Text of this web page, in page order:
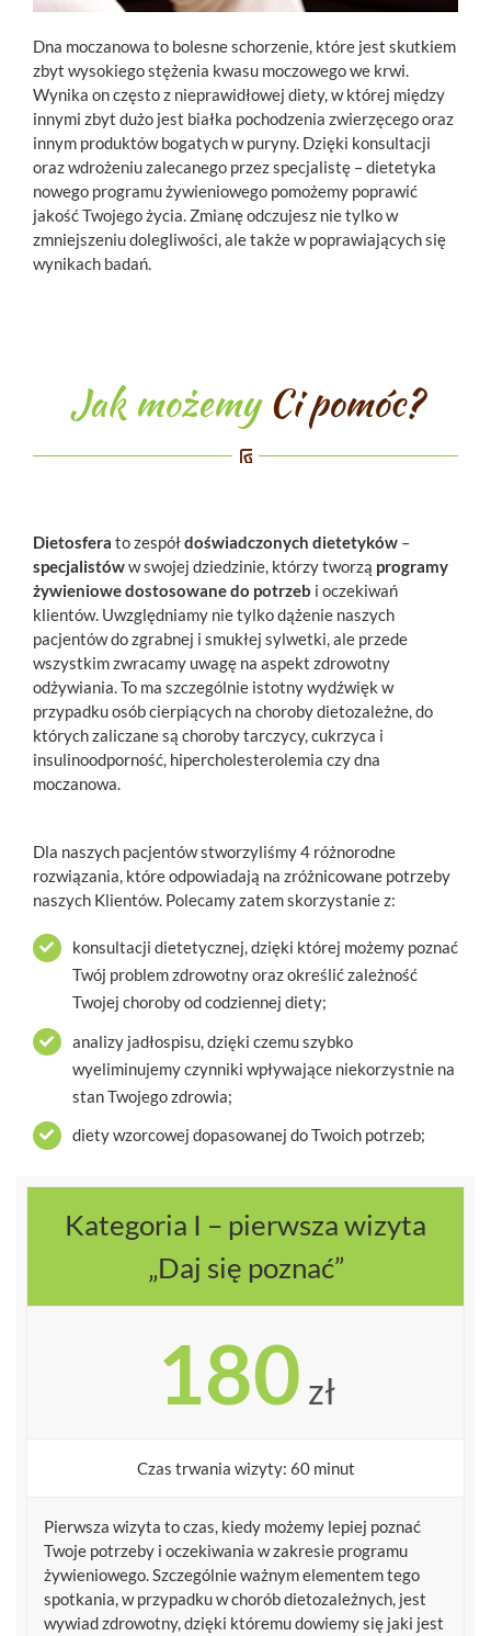
Dna moczanowa to bolesne schorzenie, które jest skutkiem
zbyt wysokiego stężenia kwasu moczowego we krwi.
Wynika on często z nieprawidłowej diety, w której między
innymi zbyt dużo jest białka pochodzenia zwierzęcego oraz
innym produktów bogatych w puryny. Dzięki konsultacji
oraz wdrożeniu zalecanego przez specjalistę – dietetyka
nowego programu żywieniowego pomożemy poprawić
jakość Twojego życia. Zmianę odczujesz nie tylko w
zmniejszeniu dolegliwości, ale także w poprawiających się
wynikach badań.
Jak możemy Ci pomóc?
Dietosfera to zespółdoświadczonych dietetyków –
specjalistóww swojej dziedzinie, którzy tworzą programy
żywieniowe dostosowane do potrzeb i oczekiwań
klientów. Uwzględniamy nie tylko dążenie naszych
pacjentów do zgrabnej i smukłej sylwetki, ale przede
wszystkim zwracamy uwagę na aspekt zdrowotny
odżywiania. To ma szczególnie istotny wydźwięk w
przypadku osób cierpiących na choroby dietozależne, do
których zaliczane są choroby tarczycy, cukrzyca i
insulinoodporność, hipercholesterolemia czy dna
moczanowa.
Dla naszych pacjentów stworzyliśmy 4 różnorodne
rozwiązania, które odpowiadają na zróżnicowane potrzeby
naszych Klientów. Polecamy zatem skorzystanie z:
konsultacji dietetycznej, dzięki której możemy poznać
Twój problem zdrowotny oraz określić zależność
Twojej choroby od codziennej diety;
analizy jadłospisu, dzięki czemu szybko
wyeliminujemy czynniki wpływające niekorzystnie na
stan Twojego zdrowia;
diety wzorcowej dopasowanej do Twoich potrzeb;
Kategoria I – pierwsza wizyta
„Daj się poznać”
180 zł
Czas trwania wizyty: 60 minut
Pierwsza wizyta to czas, kiedy możemy lepiej poznać
Twoje potrzeby i oczekiwania w zakresie programu
żywieniowego. Szczególnie ważnym elementem tego
spotkania, w przypadku w chorób dietozależnych, jest
wywiad zdrowotny, dzięki któremu dowiemy się jaki jest